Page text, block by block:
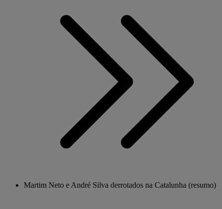
Martim Neto e André Silva derrotados na Catalunha (resumo)